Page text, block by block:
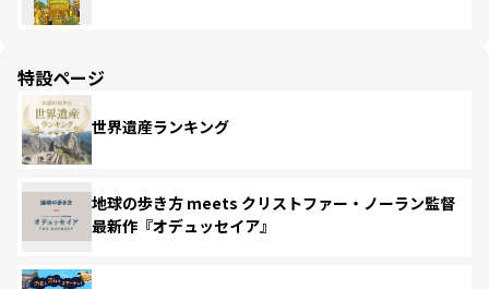
特設ページ
世界遺産ランキング
地球の歩き方 meets クリストファー・ノーラン監督
最新作『オデュッセイア』